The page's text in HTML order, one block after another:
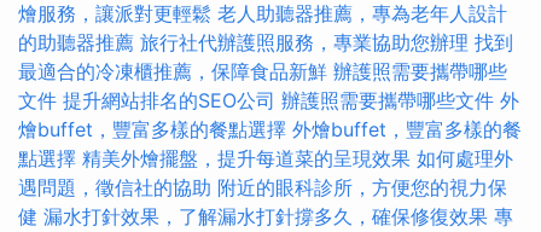
燴服務，讓派對更輕鬆 老人助聽器推薦，專為老年人設計
的助聽器推薦 旅行社代辦護照服務，專業協助您辦理 找到
最適合的冷凍櫃推薦，保障食品新鮮 辦護照需要攜帶哪些
文件 提升網站排名的SEO公司 辦護照需要攜帶哪些文件 外
燴buffet，豐富多樣的餐點選擇 外燴buffet，豐富多樣的餐
點選擇 精美外燴擺盤，提升每道菜的呈現效果 如何處理外
遇問題，徵信社的協助 附近的眼科診所，方便您的視力保
健 漏水打針效果，了解漏水打針撐多久，確保修復效果 專